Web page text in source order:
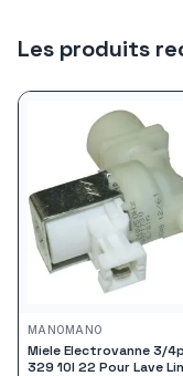
Les produits
MANOMANO
Miele Electrovanne 3/
329 10l 22 Pour Lave